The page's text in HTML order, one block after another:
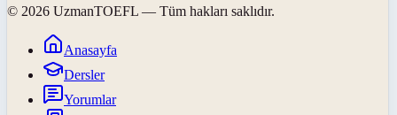
© 2026 UzmanTOEFL — Tüm hakları saklıdır.
Anasayfa
Dersler
Yorumlar